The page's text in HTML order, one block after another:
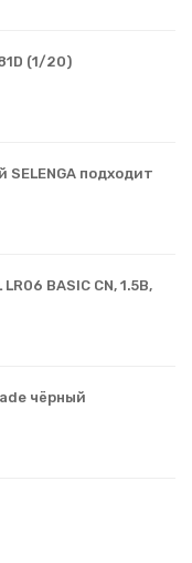
(1/20)
подходит
BASIC CN, 1.5В,
чёрный